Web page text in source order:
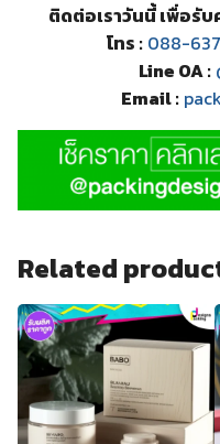
ติดต่อเราวันนี้ เพื่อรั
โทร : 088-
Line OA :
Email :
Related